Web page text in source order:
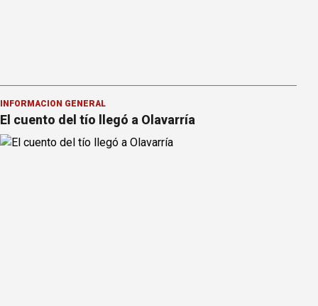
INFORMACION GENERAL
El cuento del tío llegó a Olavarría